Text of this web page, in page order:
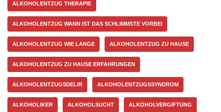
ALKOHOLENTZUG THERAPIE
ALKOHOLENTZUG WANN IST DAS SCHLIMMSTE VORBEI
ALKOHOLENTZUG WIE LANGE ALKOHOLENTZUG ZU HAUSE
ALKOHOLENTZUG ZU HAUSE ERFAHRUNGEN
ALKOHOLENTZUGSDELIR ALKOHOLENTZUGSSYNDROM
ALKOHOLIKER ALKOHOLSUCHT ALKOHOLVERGIFTUNG